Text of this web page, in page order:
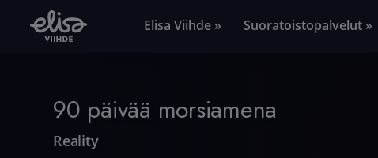
Elisa Viihde » Suoratoistopalvelut »
90 päivää morsiamena
Reality